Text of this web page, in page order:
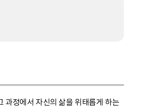
과정에서 자신의 삶을 위태롭게 하는